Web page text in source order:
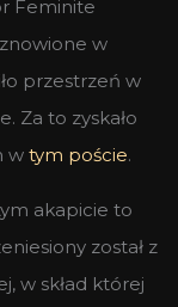
Feminite
w
przestrzeń w
Za to zyskało
w tym poście.
akapicie to
został z
w skład której